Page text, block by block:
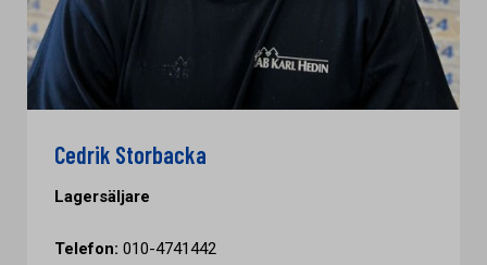
Cedrik Storbacka
Lagersäljare
Telefon: 010-4741442